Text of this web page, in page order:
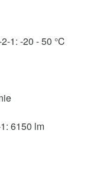
1: -20 - 50 °C
6150 lm